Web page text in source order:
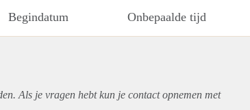
Begindatum Onbepaalde tijd
Als je vragen hebt kun je contact opnemen met